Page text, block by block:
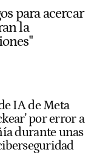
para acercar
la
IA de Meta
por error a
durante unas